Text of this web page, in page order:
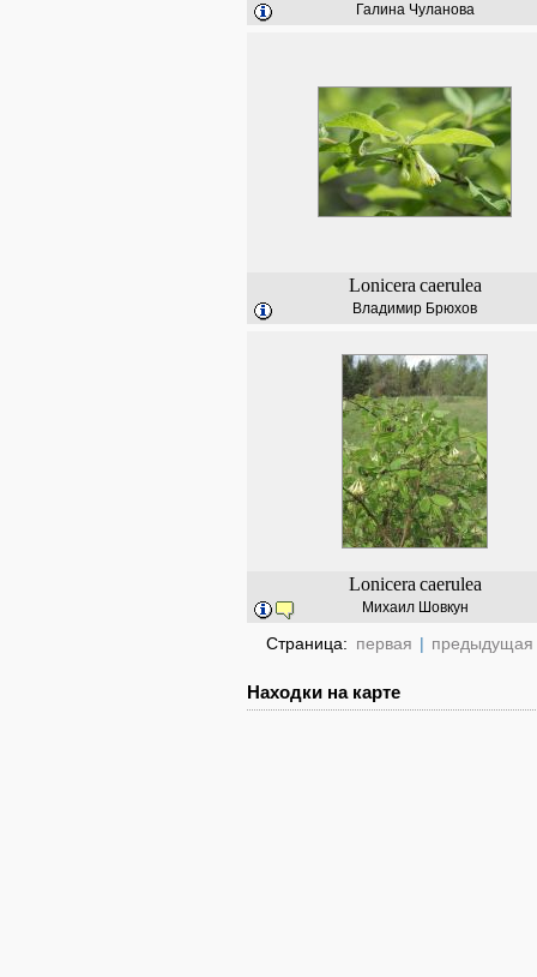
Галина Чуланова
Lonicera caerulea
Владимир Брюхов
Lonicera caerulea
Михаил Шовкун
Страница: первая | предыдущая
Находки на карте